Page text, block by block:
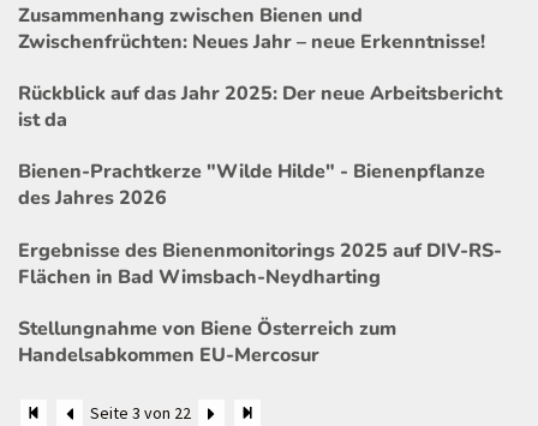
Zusammenhang zwischen Bienen und
Zwischenfrüchten: Neues Jahr – neue Erkenntnisse!
Rückblick auf das Jahr 2025: Der neue Arbeitsbericht
ist da
Bienen-Prachtkerze "Wilde Hilde" - Bienenpflanze
des Jahres 2026
Ergebnisse des Bienenmonitorings 2025 auf DIV-RS-
Flächen in Bad Wimsbach-Neydharting
Stellungnahme von Biene Österreich zum
Handelsabkommen EU-Mercosur
Seite 3 von 22